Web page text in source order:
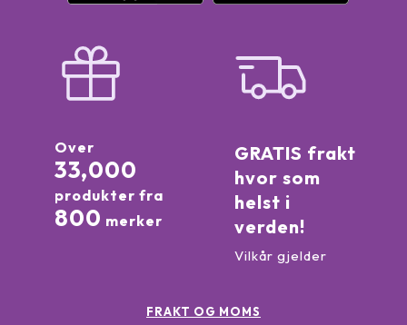
Over
33,000
produkter fra
800 merker
GRATIS frakt
hvor som
helst i
verden!
Vilkår gjelder
FRAKT OG MOMS